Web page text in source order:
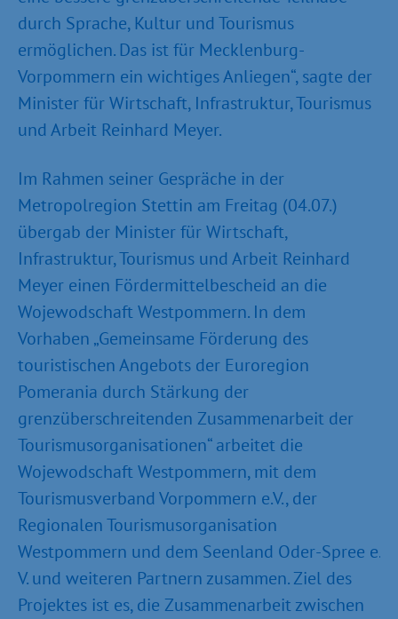
durch Sprache, Kultur und Tourismus
ermöglichen. Das ist für Mecklenburg-
Vorpommern ein wichtiges Anliegen“, sagte der
Minister für Wirtschaft, Infrastruktur, Tourismus
und Arbeit Reinhard Meyer.
Im Rahmen seiner Gespräche in der
Metropolregion Stettin am Freitag (04.07.)
übergab der Minister für Wirtschaft,
Infrastruktur, Tourismus und Arbeit Reinhard
Meyer einen Fördermittelbescheid an die
Wojewodschaft Westpommern. In dem
Vorhaben „Gemeinsame Förderung des
touristischen Angebots der Euroregion
Pomerania durch Stärkung der
grenzüberschreitenden Zusammenarbeit der
Tourismusorganisationen“ arbeitet die
Wojewodschaft Westpommern, mit dem
Tourismusverband Vorpommern e.V., der
Regionalen Tourismusorganisation
Westpommern und dem Seenland Oder-Spree e.
V. und weiteren Partnern zusammen. Ziel des
Projektes ist es, die Zusammenarbeit zwischen